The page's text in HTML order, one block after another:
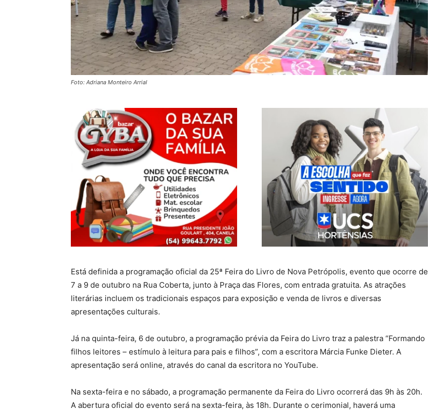
Foto: Adriana Monteiro Arrial
Está definida a programação oficial da 25ª Feira do Livro de Nova Petrópolis, evento que ocorre de
7 a 9 de outubro na Rua Coberta, junto à Praça das Flores, com entrada gratuita. As atrações
literárias incluem os tradicionais espaços para exposição e venda de livros e diversas
apresentações culturais.
Já na quinta-feira, 6 de outubro, a programação prévia da Feira do Livro traz a palestra “Formando
filhos leitores – estímulo à leitura para pais e filhos”, com a escritora Márcia Funke Dieter. A
apresentação será online, através do canal da escritora no YouTube.
Na sexta-feira e no sábado, a programação permanente da Feira do Livro ocorrerá das 9h às 20h.
A abertura oficial do evento será na sexta-feira, às 18h. Durante o cerimonial, haverá uma